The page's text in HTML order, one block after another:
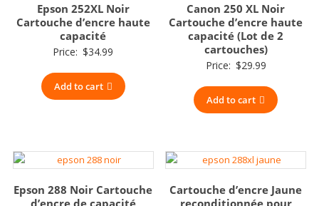
Epson 252XL Noir
Cartouche d’encre haute
capacité
Price: $34.99
Add to cart
Canon 250 XL Noir
Cartouche d’encre haute
capacité (Lot de 2
cartouches)
Price: $29.99
Add to cart
Epson 288 Noir Cartouche
Cartouche d’encre Jaune